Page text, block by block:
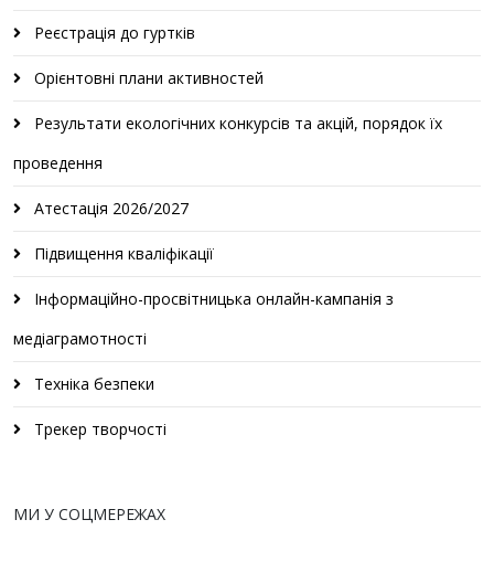
Реєстрація до гуртків
Орієнтовні плани активностей
Результати екологічних конкурсів та акцій, порядок їх
проведення
Атестація 2026/2027
Підвищення кваліфікації
Інформаційно-просвітницька онлайн-кампанія з
медіаграмотності
Техніка безпеки
Трекер творчості
МИ У СОЦМЕРЕЖАХ